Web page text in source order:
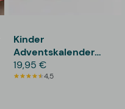
Kinder
Adventskalender
Haus
19,95 €
4,5